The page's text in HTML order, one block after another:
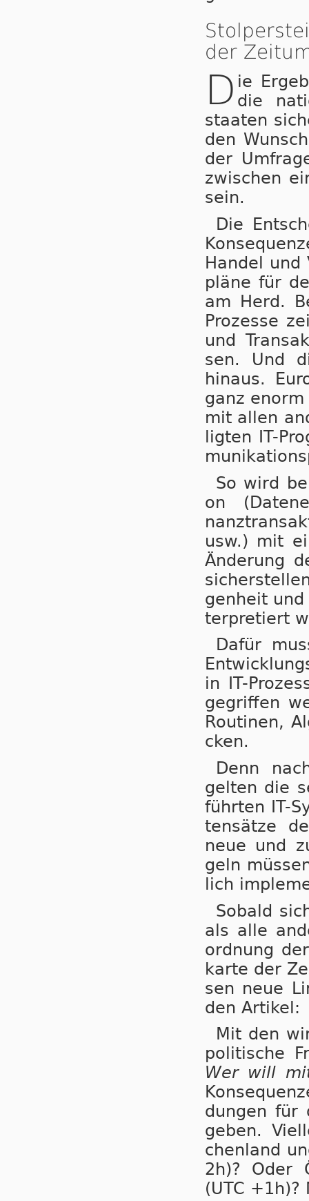
der
D ie
die
staa­ten
den
der
zwi­schen
sein.
Die
Han­del
plä­ne für
am Herd.
Pro­zes­se
und
sen. Und
hinaus.
ganz
mit allen
lig­ten IT-
So wird
on
usw.) mit
Än­de­rung
gen­heit
ter­pre­tiert
Dafür
in IT-
ge­grif­fen
Rou­ti­nen,
cken.
Denn
gel­ten die
führ­ten IT-
ten­sät­ze
neue und
geln
lich
Sobald
als alle
ord­nung
kar­te der
sen neue
den Artikel:
Mit den
po­li­ti­sche
Wer will
dungen für
ge­ben.
chen­land
2h)? Oder
(UTC +1h)?